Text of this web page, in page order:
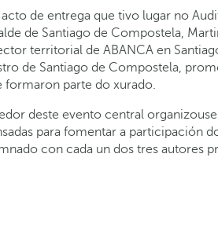
de entrega que tivo lugar no
de Santiago de Compostela,
territorial de ABANCA en
de Santiago de Compostela,
formaron parte do xurado.
deste evento central
para fomentar a participación
con cada un dos tres autores